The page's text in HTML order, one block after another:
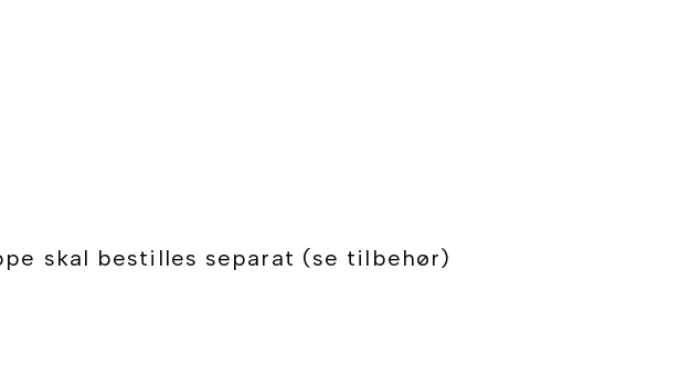
skal bestilles separat (se tilbehør)